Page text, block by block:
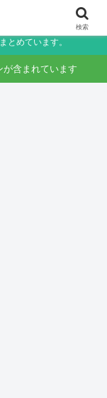
ートサイト～助詞・言
校生活で役立つ連絡帳
とめています。
含まれています
検索